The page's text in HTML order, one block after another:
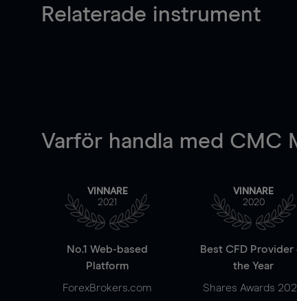
Relaterade instrument
Varför handla med CMC
VINNARE
2021
No.1 Web-based
Platform
ForexBrokers.com
VINNARE
2020
Best CFD Provider
the Year
Shares Awards